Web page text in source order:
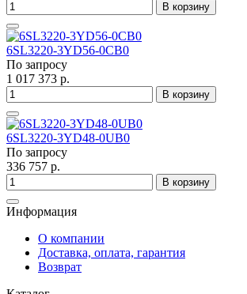
В корзину
6SL3220-3YD56-0CB0
По запросу
1 017 373 р.
В корзину
6SL3220-3YD48-0UB0
По запросу
336 757 р.
В корзину
Информация
О компании
Доставка, оплата, гарантия
Возврат